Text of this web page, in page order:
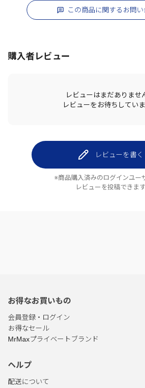
この商品に関するお問い
購入者レビュー
レビューはまだありませ
レビューをお待ちしていま
レビューを書く
※商品購入済みのログインユー
レビューを投稿できます
お得なお買いもの
会員登録・ログイン
お得なセール
MrMaxプライベートブランド
ヘルプ
配送について